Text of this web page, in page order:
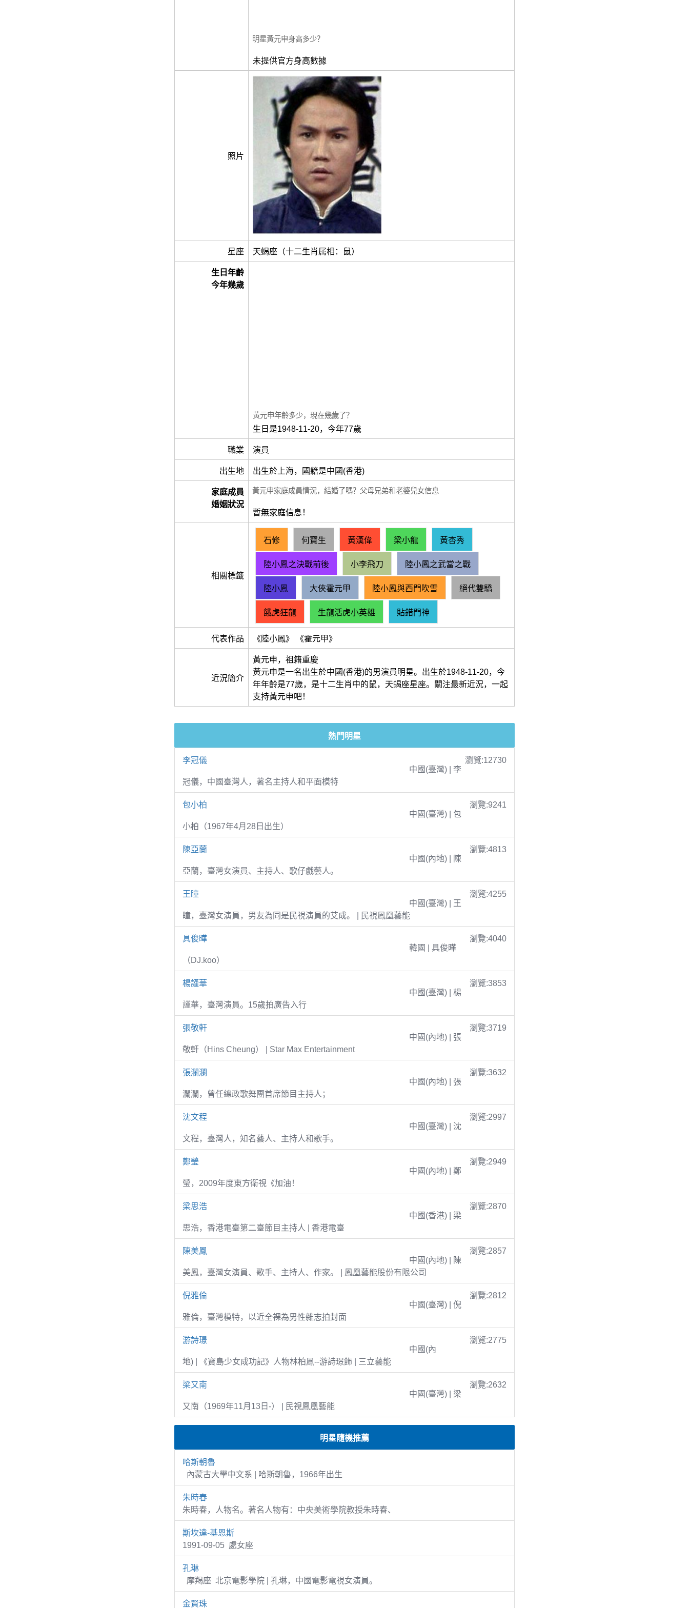
明星黃元申身高多少？
未提供官方身高數據
照片
星座 天蝎座（十二生肖属相：鼠）
生日年齡
今年幾歲
黃元申年齡多少，現在幾歲了？
生日是1948-11-20，今年77歲
職業 演員
出生地 出生於上海，國籍是中國(香港)
家庭成員
婚姻狀況
黃元申家庭成員情況，結婚了嗎？父母兄弟和老婆兒女信息
暫無家庭信息！
相關標籤
石修 何寶生 黃漢偉 梁小龍 黃杏秀
陸小鳳之決戰前後 小李飛刀 陸小鳳之武當之戰
陸小鳳 大俠霍元甲 陸小鳳與西門吹雪 絕代雙驕
餓虎狂龍 生龍活虎小英雄 貼錯門神
代表作品 《陸小鳳》 《霍元甲》
近況簡介
黃元申，祖籍重慶
黃元申是一名出生於中國(香港)的男演員明星。出生於1948-11-20，今
年年齡是77歲，是十二生肖中的鼠，天蝎座星座。關注最新近況，一起
支持黃元申吧！
熱門明星
李冠儀
瀏覽:12730
中國(臺灣) | 李
冠儀，中國臺灣人，著名主持人和平面模特
包小柏
瀏覽:9241
中國(臺灣) | 包
小柏（1967年4月28日出生）
陳亞蘭
瀏覽:4813
中國(內地) | 陳
亞蘭，臺灣女演員、主持人、歌仔戲藝人。
王瞳
瀏覽:4255
中國(臺灣) | 王
瞳，臺灣女演員，男友為同是民視演員的艾成。 | 民視鳳凰藝能
具俊曄
瀏覽:4040
韓國 | 具俊曄
（DJ.koo）
楊謹華
瀏覽:3853
中國(臺灣) | 楊
謹華，臺灣演員。15歲拍廣告入行
張敬軒
瀏覽:3719
中國(內地) | 張
敬軒（Hins Cheung） | Star Max Entertainment
張瀾瀾
瀏覽:3632
中國(內地) | 張
瀾瀾，曾任總政歌舞團首席節目主持人；
沈文程
瀏覽:2997
中國(臺灣) | 沈
文程，臺灣人，知名藝人、主持人和歌手。
鄭瑩
瀏覽:2949
中國(內地) | 鄭
瑩，2009年度東方衛視《加油！
梁思浩
瀏覽:2870
中國(香港) | 梁
思浩，香港電臺第二臺節目主持人 | 香港電臺
陳美鳳
瀏覽:2857
中國(內地) | 陳
美鳳，臺灣女演員、歌手、主持人、作家。 | 鳳凰藝能股份有限公司
倪雅倫
瀏覽:2812
中國(臺灣) | 倪
雅倫，臺灣模特，以近全裸為男性雜志拍封面
游詩璟
瀏覽:2775
中國(內
地) | 《寶島少女成功記》人物林柏鳳--游詩璟飾 | 三立藝能
梁又南
瀏覽:2632
中國(臺灣) | 梁
又南（1969年11月13日-） | 民視鳳凰藝能
明星隨機推薦
哈斯朝魯
內蒙古大學中文系 | 哈斯朝魯，1966年出生
朱時春
朱時春，人物名。著名人物有：中央美術學院教授朱時春、
斯坎達-基恩斯
1991-09-05 處女座
孔琳
摩羯座 北京電影學院 | 孔琳，中國電影電視女演員。
金賢珠